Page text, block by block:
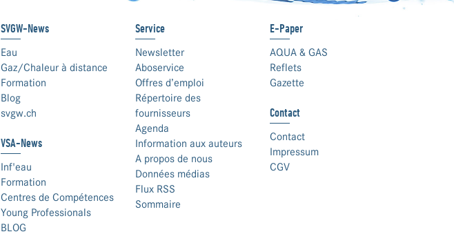
SVGW-News
Eau
Gaz/Chaleur à distance
Formation
Blog
svgw.ch
VSA-News
Inf'eau
Formation
Centres de Compétences
Young Professionals
BLOG
Service
Newsletter
Aboservice
Offres d’emploi
Répertoire des
fournisseurs
Agenda
Information aux auteurs
A propos de nous
Données médias
Flux RSS
Sommaire
E-Paper
AQUA & GAS
Reflets
Gazette
Contact
Contact
Impressum
CGV